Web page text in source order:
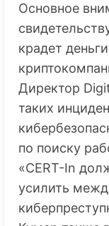
Основное
крадет
Директор
таких
по поиску
«CERT-In
усилить